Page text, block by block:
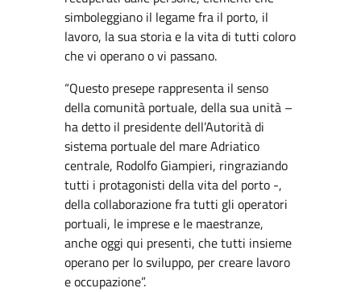
simboleggiano il legame fra il porto, il
lavoro, la sua storia e la vita di tutti coloro
che vi operano o vi passano.
“Questo presepe rappresenta il senso
della comunità portuale, della sua unità –
ha detto il presidente dell’Autorità di
sistema portuale del mare Adriatico
centrale, Rodolfo Giampieri, ringraziando
tutti i protagonisti della vita del porto -,
della collaborazione fra tutti gli operatori
portuali, le imprese e le maestranze,
anche oggi qui presenti, che tutti insieme
operano per lo sviluppo, per creare lavoro
e occupazione”.